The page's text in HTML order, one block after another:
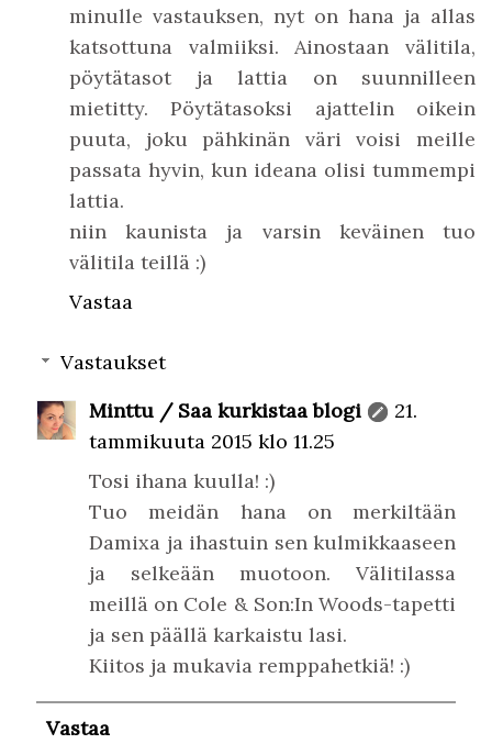
minulle vastauksen, nyt on hana ja allas
katsottuna valmiiksi. Ainostaan välitila,
pöytätasot ja lattia on suunnilleen
mietitty. Pöytätasoksi ajattelin oikein
puuta, joku pähkinän väri voisi meille
passata hyvin, kun ideana olisi tummempi
lattia.
niin kaunista ja varsin keväinen tuo
välitila teillä :)
Vastaa
Vastaukset
Minttu / Saa kurkistaa blogi
21.
tammikuuta 2015 klo 11.25
Tosi ihana kuulla! :)
Tuo meidän hana on merkiltään
Damixa ja ihastuin sen kulmikkaaseen
ja selkeään muotoon. Välitilassa
meillä on Cole & Son:In Woods-tapetti
ja sen päällä karkaistu lasi.
Kiitos ja mukavia remppahetkiä! :)
Vastaa